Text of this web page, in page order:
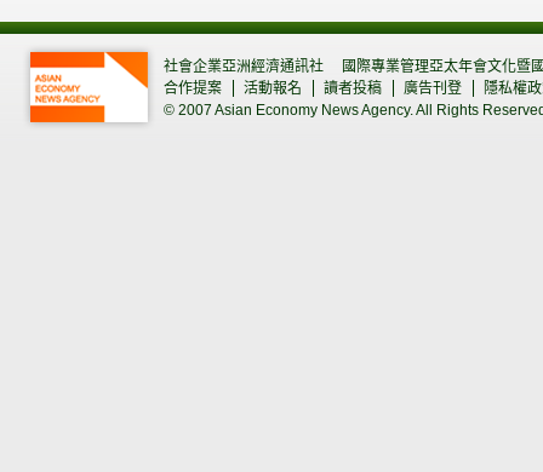
社會企業亞洲經濟通訊社
國際專業管理亞太年會文化暨
合作提案
活動報名 讀者投稿 廣告刊登
隱私權
© 2007 Asian Economy News Agency. All Rights